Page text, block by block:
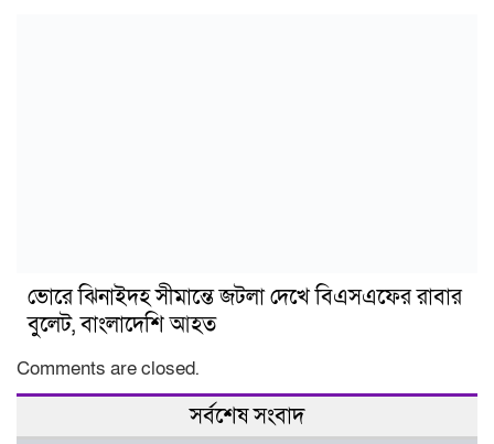
ভোরে ঝিনাইদহ সীমান্তে জটলা দেখে বিএসএফের রাবার
বুলেট, বাংলাদেশি আহত
Comments are closed.
সর্বশেষ সংবাদ